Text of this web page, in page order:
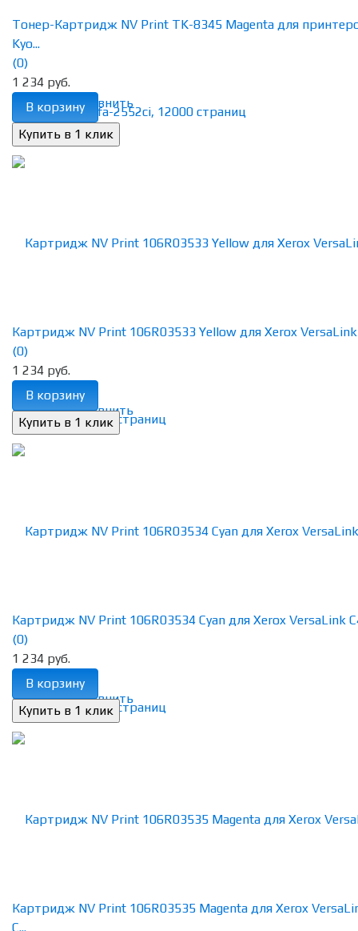
избранное сравнить
Тонер-Картридж NV Print TK-8345 Magenta для
Kyo...
(0)
1 234 руб.
В корзину
избранное сравнить
Картридж NV Print 106R03533 Yellow для Xerox VersaLink
(0)
1 234 руб.
В корзину
избранное сравнить
Картридж NV Print 106R03534 Cyan для Xerox VersaLink
(0)
1 234 руб.
В корзину
Картридж NV Print 106R03535 Magenta для Xerox
C...